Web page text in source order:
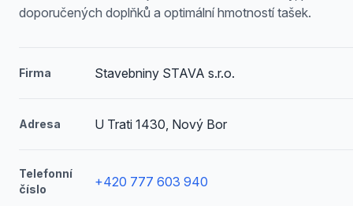
doporučených doplňků a optimální hmotností tašek.
Firma Stavebniny STAVA s.r.o.
Adresa U Trati 1430, Nový Bor
Telefonní
číslo
+420 777 603 940